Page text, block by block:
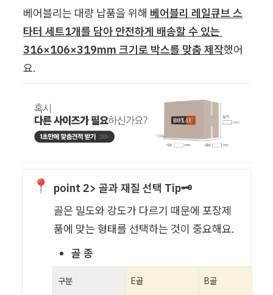
베어블리는 대량 납품을 위해 베어블리 레일큐브 스
타터 세트1개를 담아 안전하게 배송할 수 있는
316×106×319mm 크기로 박스를 맞춤 제작했어
요.
📍
point 2> 골과 재질 선택 Tip🗝️
골은 밀도와 강도가 다르기 때문에 포장제
품에 맞는 형태를 선택하는 것이 중요해요.
골 종
구분 E골 B골